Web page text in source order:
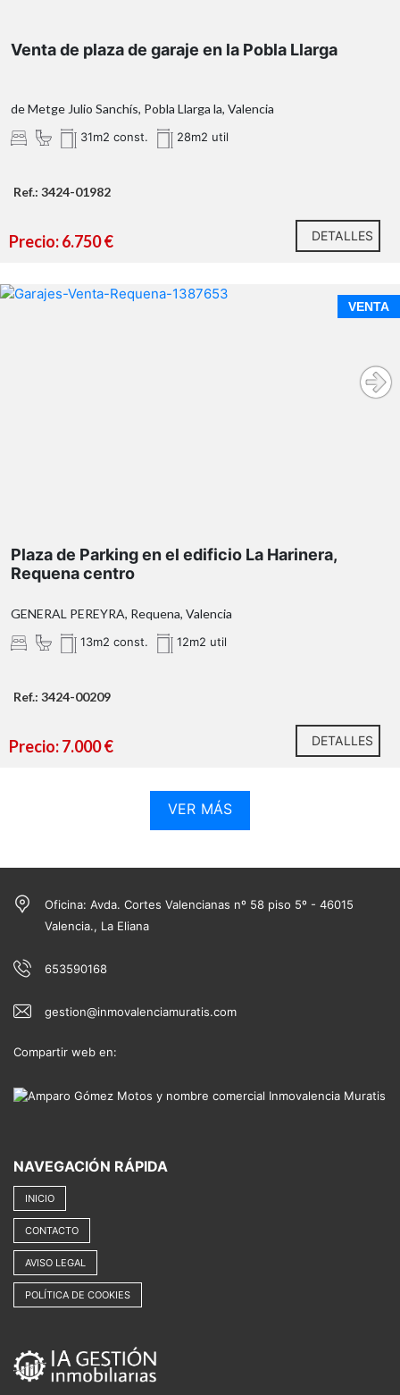
Venta de plaza de garaje en la Pobla Llarga
de Metge Julio Sanchís, Pobla Llarga la, Valencia
31m2 const. 28m2 util
Ref.: 3424-01982
Precio: 6.750 € DETALLES
VENTA
Plaza de Parking en el edificio La Harinera,
Requena centro
GENERAL PEREYRA, Requena, Valencia
13m2 const. 12m2 util
Ref.: 3424-00209
Precio: 7.000 € DETALLES
VER MÁS
Oficina: Avda. Cortes Valencianas nº 58 piso 5º - 46015
Valencia., La Eliana
653590168
gestion@inmovalenciamuratis.com
Compartir web en:
NAVEGACIÓN RÁPIDA
INICIO
CONTACTO
AVISO LEGAL
POLÍTICA DE COOKIES